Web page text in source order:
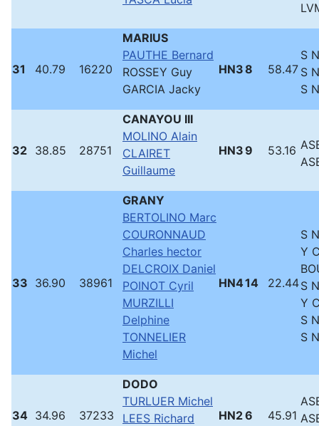
31 40.79 16220
MARIUS
PAUTHE Bernard
ROSSEY Guy
GARCIA Jacky
HN38 58.47
S
S
S
32 38.85 28751
CANAYOU III
MOLINO Alain
CLAIRET
Guillaume
HN39 53.16
33 36.90 38961
GRANY
BERTOLINO Marc
COURONNAUD
Charles hector
DELCROIX Daniel
POINOT Cyril
MURZILLI
Delphine
TONNELIER
Michel
HN414 22.44
S
Y
S
Y
S
S
34 34.96 37233
DODO
TURLUER Michel
LEES Richard
HN26 45.91